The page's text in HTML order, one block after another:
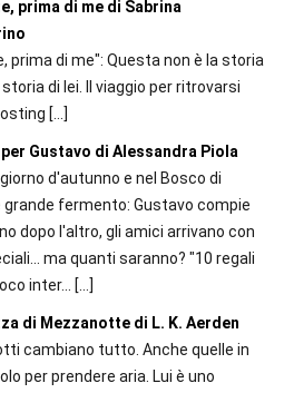
prima di me di Sabrina
prima di me": Questa non è la storia
storia di lei. Il viaggio per ritrovarsi
[…]
Gustavo di Alessandra Piola
giorno d'autunno e nel Bosco di
grande fermento: Gustavo compie
dopo l'altro, gli amici arrivano con
ma quanti saranno? "10 regali
inter...
[…]
di Mezzanotte di L. K. Aerden
cambiano tutto. Anche quelle in
per prendere aria. Lui è uno